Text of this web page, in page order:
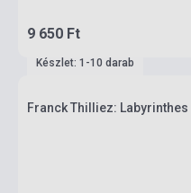
9 650 Ft
Készlet: 1-10 darab
Franck Thilliez: Labyrinthes